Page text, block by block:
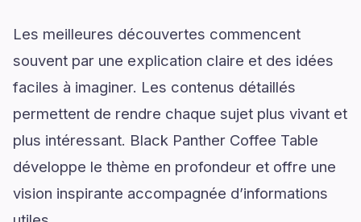
Les meilleures découvertes commencent
souvent par une explication claire et des idées
faciles à imaginer. Les contenus détaillés
permettent de rendre chaque sujet plus vivant et
plus intéressant. Black Panther Coffee Table
développe le thème en profondeur et offre une
vision inspirante accompagnée d’informations